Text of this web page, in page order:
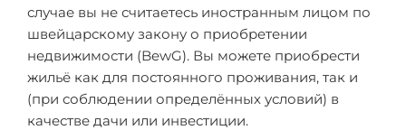
случае вы не считаетесь иностранным лицом по
швейцарскому закону о приобретении
недвижимости (BewG). Вы можете приобрести
жильё как для постоянного проживания, так и
(при соблюдении определённых условий) в
качестве дачи или инвестиции.